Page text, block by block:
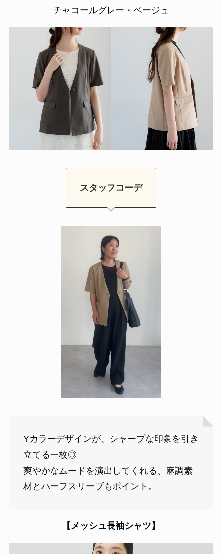
チャコールグレー・ベージュ
スタッフコーデ
Yカラーデザインが、シャープな印象を引き
立てる一枚◎
爽やかなムードを演出してくれる、麻調素
材とハーフスリーブもポイント。
【メッシュ長袖シャツ】